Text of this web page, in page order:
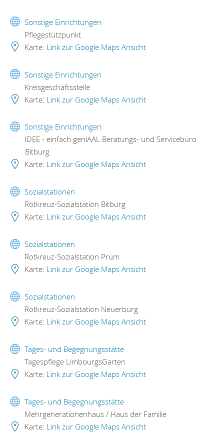
Sonstige Einrichtungen
Pflegestützpunkt
Karte: Link zur Google Maps Ansicht
Sonstige Einrichtungen
Kreisgeschäftsstelle
Karte: Link zur Google Maps Ansicht
Sonstige Einrichtungen
IDEE - einfach geniAAL Beratungs- und Servicebüro
Bitburg
Karte: Link zur Google Maps Ansicht
Sozialstationen
Rotkreuz-Sozialstation Bitburg
Karte: Link zur Google Maps Ansicht
Sozialstationen
Rotkreuz-Sozialstation Prüm
Karte: Link zur Google Maps Ansicht
Sozialstationen
Rotkreuz-Sozialstation Neuerburg
Karte: Link zur Google Maps Ansicht
Tages- und Begegnungsstätte
Tagespflege LimbourgsGarten
Karte: Link zur Google Maps Ansicht
Tages- und Begegnungsstätte
Mehrgenerationenhaus / Haus der Familie
Karte: Link zur Google Maps Ansicht